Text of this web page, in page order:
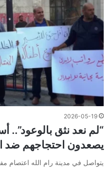
2026-05-19
“لم نعد نثق
يصعدون احتجاجهم ضد
يتواصل في مدينة رام الله اعتصام